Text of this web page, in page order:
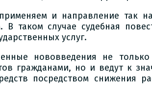
и направление так
В таком случае судебная
услуг.
нововведения не
гражданами, но и ведут к
посредством снижения